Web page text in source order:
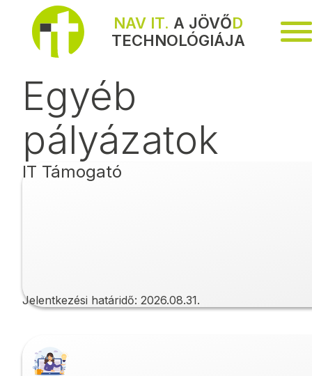
NAV IT. A JÖVŐD
TECHNOLÓGIÁJA
Egyéb
pályázatok
IT Támogató
Jelentkezési határidő: 2026.08.31.